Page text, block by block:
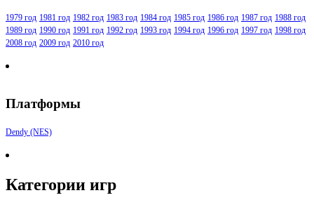
1979 год 1981 год 1982 год 1983 год 1984 год 1985 год 1986 год 1987 год 1988 год
1989 год 1990 год 1991 год 1992 год 1993 год 1994 год 1996 год 1997 год 1998 год
2008 год 2009 год 2010 год
Платформы
Dendy (NES)
Категории игр